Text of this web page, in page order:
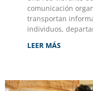
comunicación
transportan
individuos,
LEER MÁS